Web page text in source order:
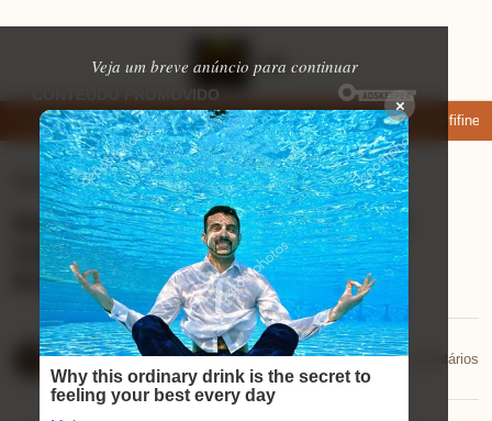
Veja um breve anúncio para continuar
×
apps de namoro que permitem enviar fotos e vídeos Microfone fifine
Eletrônicos ⏱ 8 min de leitura
Review da Tomada Inteligente Wi-Fi:
Como Automatizar Sua Casa e
Economizar
Mariana Souza
22/12/2025
📅 22/12/2025💬 0 comentários